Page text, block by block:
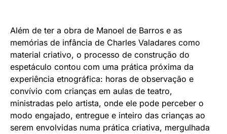
Além de ter a obra de Manoel de Barros e as
memórias de infância de Charles Valadares como
material criativo, o processo de construção do
espetáculo contou com uma prática próxima da
experiência etnográfica: horas de observação e
convívio com crianças em aulas de teatro,
ministradas pelo artista, onde ele pode perceber o
modo engajado, entregue e inteiro das crianças ao
serem envolvidas numa prática criativa, mergulhada